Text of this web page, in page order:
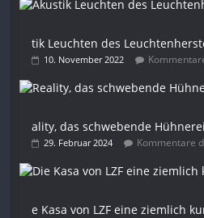
tik Leuchten des
10. November 2022
ality, das schwebende
29. Februar 2024 Kommentare
e Kasa von LZF eine ziemlich